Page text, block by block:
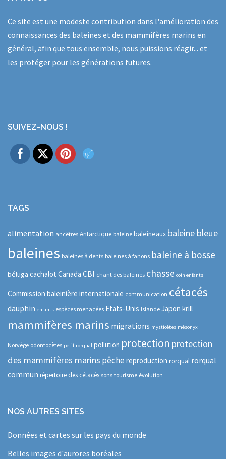
Ce site est une modeste contribution dans l'amélioration des
connaissances des baleines et des mammifères marins en
général, afin que tous ensemble, nous puissions réagir... et
les protéger pour les générations futures.
SUIVEZ-NOUS !
TAGS
alimentation ancêtres Antarctique baleine baleineaux baleine bleue
baleines baleines à dents baleines à fanons baleine à bosse
béluga cachalot Canada CBI chant des baleines chasse coin enfants
Commission baleinière internationale communication cétacés
dauphin enfants espèces menacées Etats-Unis Islande Japon krill
mammifères marins migrations mysticètes mésonyx
Norvège odontocètes petit rorqual pollution protection protection
des mammifères marins pêche reproduction rorqual rorqual
commun répertoire des cétacés sons tourisme évolution
NOS AUTRES SITES
Données et cartes sur les pays du monde
Belles images d'aurores boréales